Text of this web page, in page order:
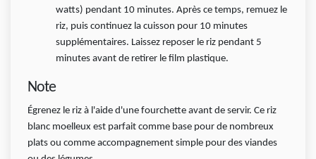
watts) pendant 10 minutes. Après ce temps, remuez le
riz, puis continuez la cuisson pour 10 minutes
supplémentaires. Laissez reposer le riz pendant 5
minutes avant de retirer le film plastique.
Note
Égrenez le riz à l'aide d'une fourchette avant de servir. Ce riz
blanc moelleux est parfait comme base pour de nombreux
plats ou comme accompagnement simple pour des viandes